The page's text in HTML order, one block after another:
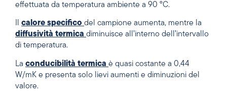
effettuata da temperatura ambiente a 90 °C.
Il calore specifico del campione aumenta, mentre la
diffusività termica diminuisce all’interno dell’intervallo
di temperatura.
La conducibilità termica è quasi costante a 0,44
W/mK e presenta solo lievi aumenti e diminuzioni del
valore.